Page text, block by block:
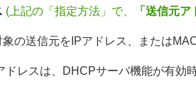
(上記の「指定方法」で、
「送信元
の送信元をIPアドレス、または
ドレスは、DHCPサーバ機能が有効